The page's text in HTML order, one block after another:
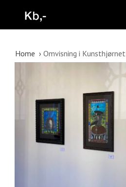
Home Omvisning i Kunsthjørnet